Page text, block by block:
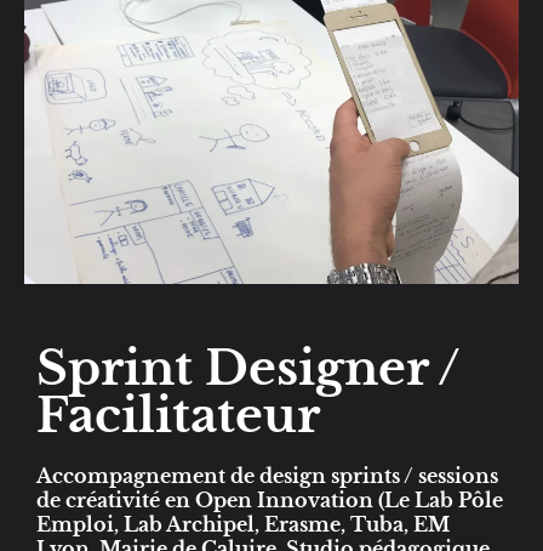
Sprint Designer /
Facilitateur
Accompagnement de design sprints / sessions
de créativité en Open Innovation (Le Lab Pôle
Emploi, Lab Archipel, Erasme, Tuba, EM